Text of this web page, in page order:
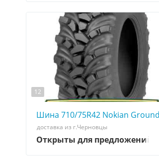
12
Шина 710/75R42 Nokian
доставка из г.Черновцы
Открыты для предложений